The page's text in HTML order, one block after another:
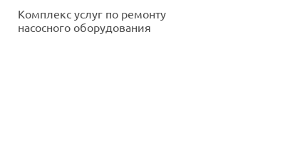
Комплекс услуг по ремонту
насосного оборудования